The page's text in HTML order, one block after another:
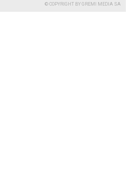
© COPYRIGHT BY GREMI MEDIA SA